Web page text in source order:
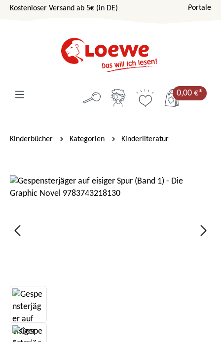
Zum Hauptinhalt springen
Kostenloser Versand ab 5€ (in DE) Portale
0,00 €*
Kinderbücher Kategorien Kinderliteratur
Bildergalerie überspringen